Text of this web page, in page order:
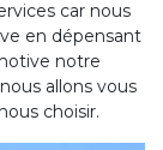
car nous
en dépensant
notre
allons vous
choisir.